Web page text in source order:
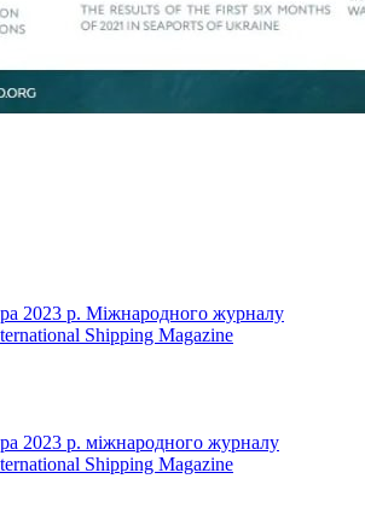
2023 р. Міжнародного журналу
Shipping Magazine
2023 р. міжнародного журналу
Shipping Magazine